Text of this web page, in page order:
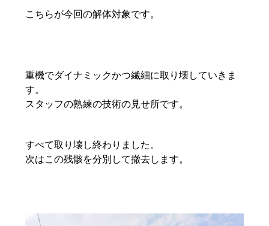
こちらが今回の解体対象です。
重機でダイナミックかつ繊細に取り壊していきま
す。
スタッフの熟練の技術の見せ所です。
すべて取り壊し終わりました。
次はこの残骸を分別して撤去します。